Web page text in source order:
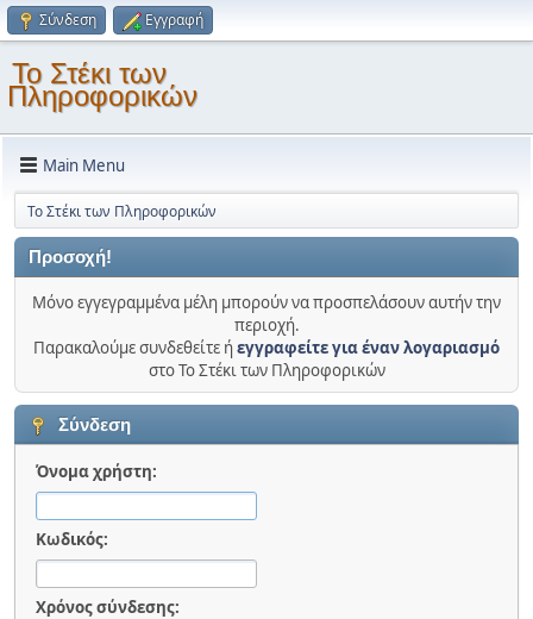
Σύνδεση Εγγραφή
Το Στέκι των
Πληροφορικών
Main Menu
Το Στέκι των Πληροφορικών
Προσοχή!
Μόνο εγγεγραμμένα μέλη μπορούν να προσπελάσουν αυτήν την
περιοχή.
Παρακαλούμε συνδεθείτε ήεγγραφείτε για έναν λογαριασμό
στο Το Στέκι των Πληροφορικών
Σύνδεση
Όνομα χρήστη:
Κωδικός:
Χρόνος σύνδεσης: